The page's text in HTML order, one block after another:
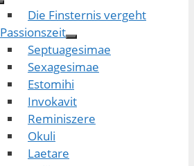
Die Finsternis vergeht
Passionszeit
Septuagesimae
Sexagesimae
Estomihi
Invokavit
Reminiszere
Okuli
Laetare